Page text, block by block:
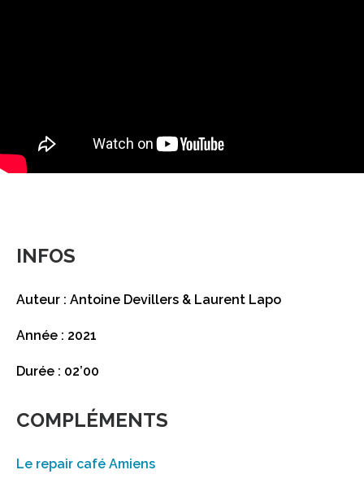
INFOS
Auteur : Antoine Devillers & Laurent Lapo
Année : 2021
Durée : 02’00
COMPLÉMENTS
Le repair café Amiens